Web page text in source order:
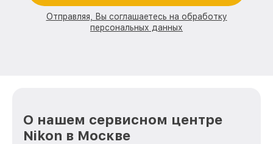
Отправляя, Вы соглашаетесь на обработку
персональных данных
О нашем сервисном центре
Nikon в Москве